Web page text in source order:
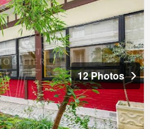
12 Photos